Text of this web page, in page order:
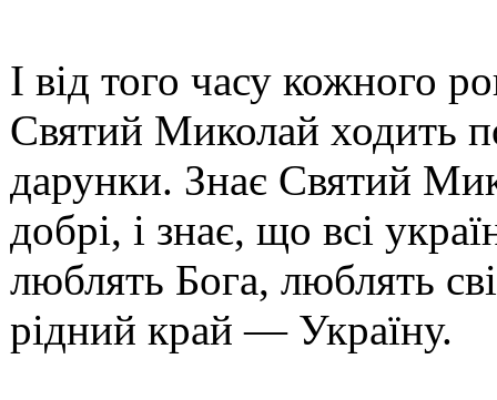
І від того часу кожного
Святий Миколай ходить
дарунки. Знає Святий
добрі, і знає, що всі
люблять Бога, люблять
рідний край — Україну.